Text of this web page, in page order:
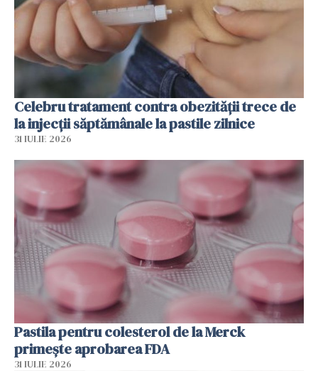
Celebru tratament contra obezității trece de
la injecții săptămânale la pastile zilnice
31 IULIE 2026
Pastila pentru colesterol de la Merck
primește aprobarea FDA
31 IULIE 2026